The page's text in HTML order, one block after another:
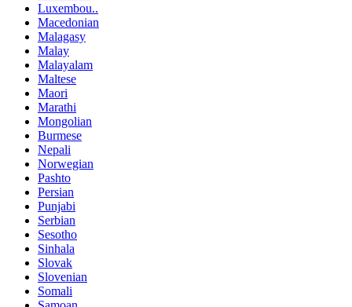
Luxembou..
Macedonian
Malagasy
Malay
Malayalam
Maltese
Maori
Marathi
Mongolian
Burmese
Nepali
Norwegian
Pashto
Persian
Punjabi
Serbian
Sesotho
Sinhala
Slovak
Slovenian
Somali